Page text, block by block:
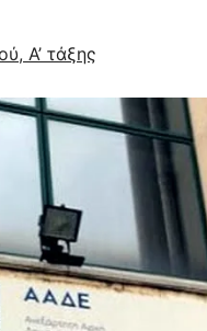
Α’ τάξης